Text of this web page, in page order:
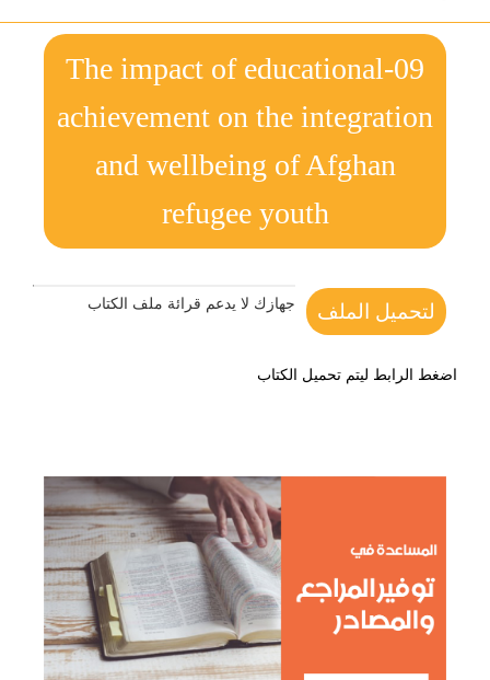
09-The impact of educational
achievement on the integration
and wellbeing of Afghan
refugee youth
لتحميل الملف جهازك لا يدعم قرائة ملف الكتاب
اضغط الرابط ليتم تحميل الكتاب